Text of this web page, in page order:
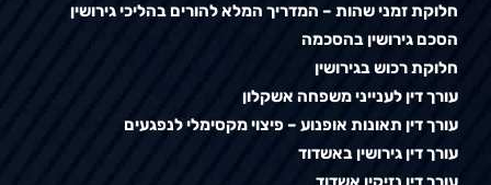
חלוקת זמני שהות – המדריך המלא להורים בהליכי גירושין
הסכם גירושין בהסכמה
חלוקת רכוש בגירושין
עורך דין לענייני משפחה אשקלון
עורך דין תאונות אופנוע – פיצוי מקסימלי לנפגעים
עורך דין גירושין באשדוד